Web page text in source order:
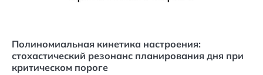
Полиномиальная кинетика настроения:
стохастический резонанс планирования дня при
критическом пороге